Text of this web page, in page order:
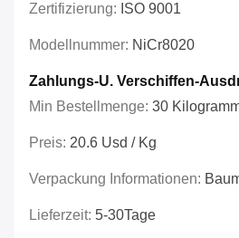
Zertifizierung: ISO 9001
Modellnummer: NiCr8020
Zahlungs-U. Verschiffen-
Min Bestellmenge: 30
Preis: 20.6 Usd / Kg
Verpackung Informationen:
Lieferzeit: 5-30Tage